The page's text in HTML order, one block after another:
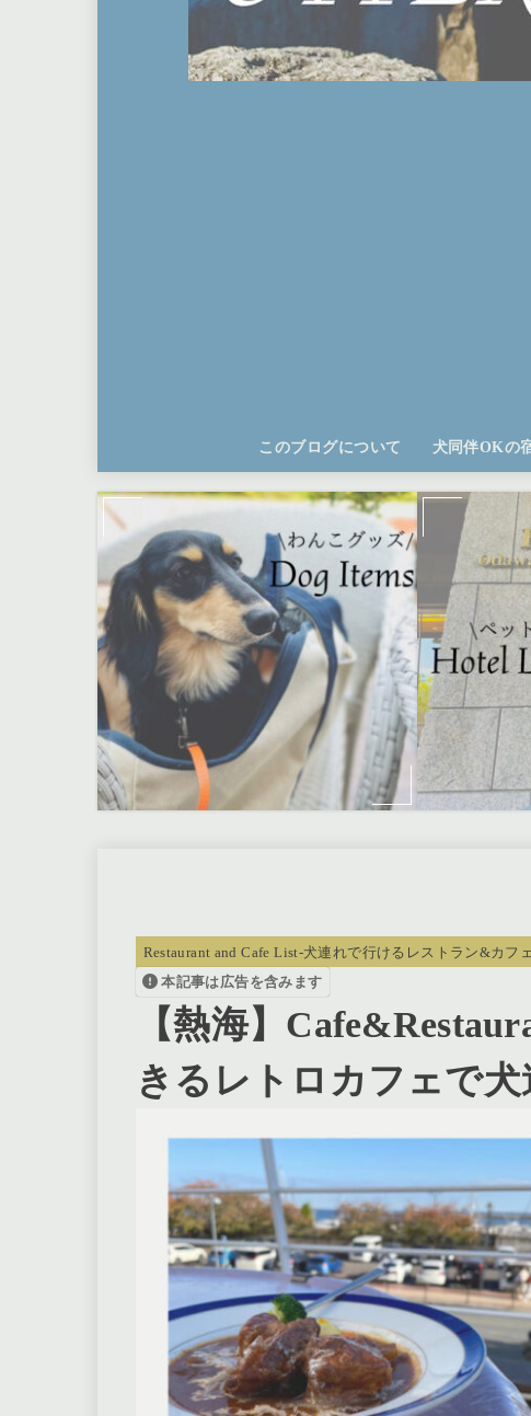
このブログについて 犬同伴OKの
Restaurant and Cafe List-犬連れで行けるレストラン&カフェ
本記事は広告を含みます
【熱海】
きるレトロカフェで